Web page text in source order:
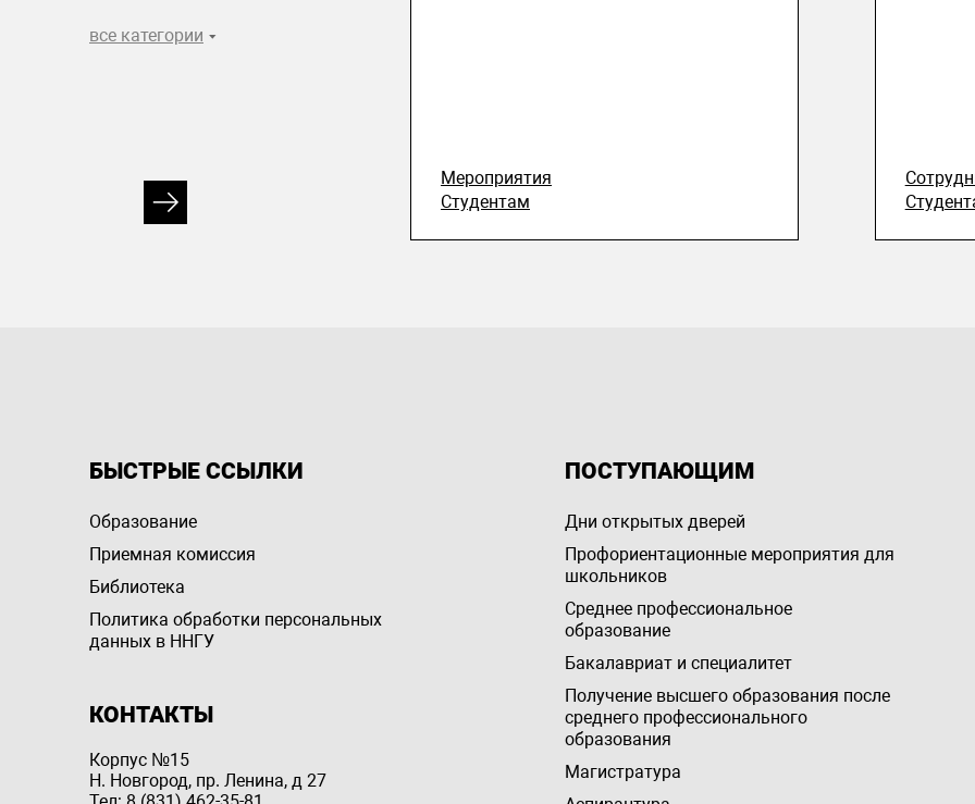
все категории
Мероприятия
Студентам
БЫСТРЫЕ ССЫЛКИ
Образование
Приемная комиссия
Библиотека
Политика обработки персональных
данных в ННГУ
КОНТАКТЫ
Корпус №15
Н. Новгород, пр. Ленина, д 27
ПОСТУПАЮЩИМ
Дни открытых дверей
Профориентационные мероприятия для
школьников
Среднее профессиональное
образование
Бакалавриат и специалитет
Получение высшего образования после
среднего профессионального
образования
Магистратура